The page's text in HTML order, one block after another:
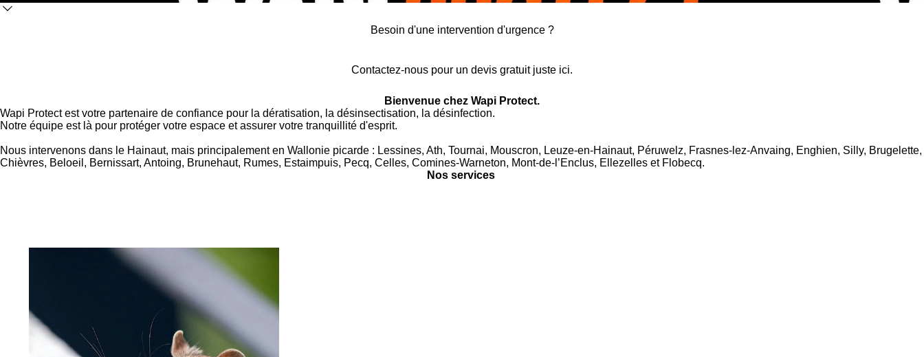
Besoin d'une intervention d'urgence ?
Contactez-nous pour un devis gratuit juste ici.
Bienvenue chez Wapi Protect.
Wapi Protect est votre partenaire de confiance pour la dératisation, la désinsectisation, la désinfection.
Notre équipe est là pour protéger votre espace et assurer votre tranquillité d'esprit.
Nous intervenons dans le Hainaut, mais principalement en Wallonie picarde : Lessines, Ath, Tournai, Mouscron, Leuze-en-Hainaut, Péruwelz, Frasnes-lez-Anvaing, Enghien, Silly, Brugelette,
Chièvres, Beloeil, Bernissart, Antoing, Brunehaut, Rumes, Estaimpuis, Pecq, Celles, Comines-Warneton, Mont-de-l’Enclus, Ellezelles et Flobecq.
Nos services